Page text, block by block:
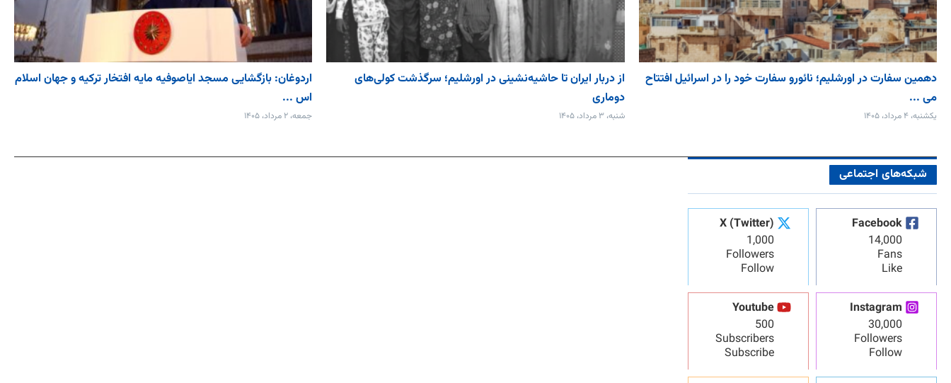
دهمین سفارت در اورشلیم؛ نائورو سفارت خود را در اسرائیل افتتاح
می‌ ...
یکشنبه، ۴ مرداد، ۱۴۰۵
از دربار ایران تا حاشیه‌نشینی در اورشلیم؛ سرگذشت کولی‌های
دوماری
شنبه، ۳ مرداد، ۱۴۰۵
اردوغان: بازگشایی مسجد ایاصوفیه مایه افتخار ترکیه و جهان اسلام
اس ...
جمعه، ۲ مرداد، ۱۴۰۵
شبکه‌های اجتماعی
Facebook
14,000
Fans
Like
X (Twitter)
1,000
Followers
Follow
Instagram
30,000
Followers
Follow
Youtube
500
Subscribers
Subscribe